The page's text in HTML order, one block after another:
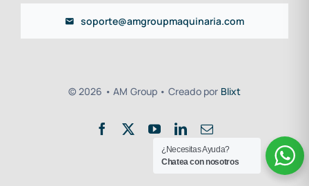
soporte@amgroupmaquinaria.com
© 2026 • AM Group • Creado por Blixt
¿Necesitas Ayuda?
Chatea con nosotros